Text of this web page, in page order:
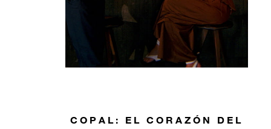
COPAL: EL CORAZÓN DEL